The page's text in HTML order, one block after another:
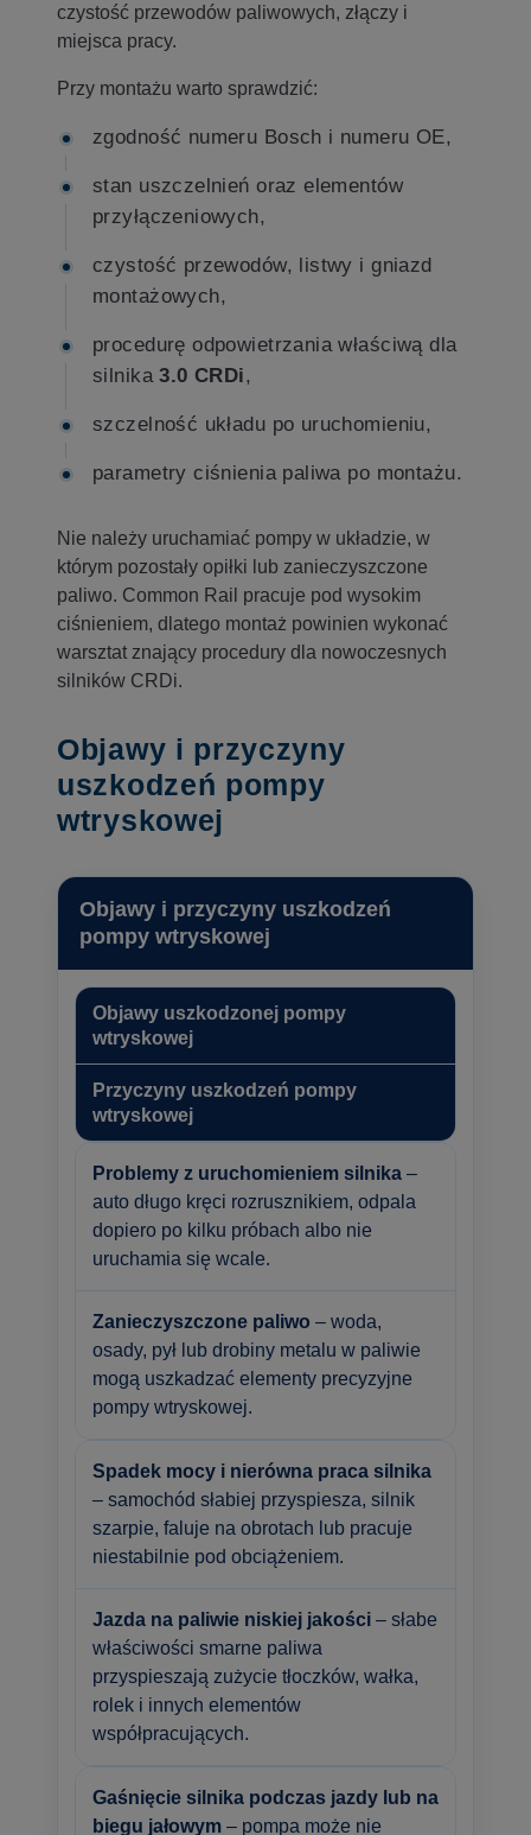
czystość przewodów paliwowych, złączy i
miejsca pracy.
Przy montażu warto sprawdzić:
zgodność numeru Bosch i numeru OE,
stan uszczelnień oraz elementów
przyłączeniowych,
czystość przewodów, listwy i gniazd
montażowych,
procedurę odpowietrzania właściwą dla
silnika3.0 CRDi,
szczelność układu po uruchomieniu,
parametry ciśnienia paliwa po montażu.
Nie należy uruchamiać pompy w układzie, w
którym pozostały opiłki lub zanieczyszczone
paliwo. Common Rail pracuje pod wysokim
ciśnieniem, dlatego montaż powinien wykonać
warsztat znający procedury dla nowoczesnych
silników CRDi.
Objawy i przyczyny
uszkodzeń pompy
wtryskowej
Objawy i przyczyny uszkodzeń
pompy wtryskowej
Objawy uszkodzonej pompy
wtryskowej
Przyczyny uszkodzeń pompy
wtryskowej
Problemy z uruchomieniem silnika –
auto długo kręci rozrusznikiem, odpala
dopiero po kilku próbach albo nie
uruchamia się wcale.
Zanieczyszczone paliwo – woda,
osady, pył lub drobiny metalu w paliwie
mogą uszkadzać elementy precyzyjne
pompy wtryskowej.
Spadek mocy i nierówna praca silnika
– samochód słabiej przyspiesza, silnik
szarpie, faluje na obrotach lub pracuje
niestabilnie pod obciążeniem.
Jazda na paliwie niskiej jakości – słabe
właściwości smarne paliwa
przyspieszają zużycie tłoczków, wałka,
rolek i innych elementów
współpracujących.
Gaśnięcie silnika podczas jazdy lub na
biegu jałowym – pompa może nie